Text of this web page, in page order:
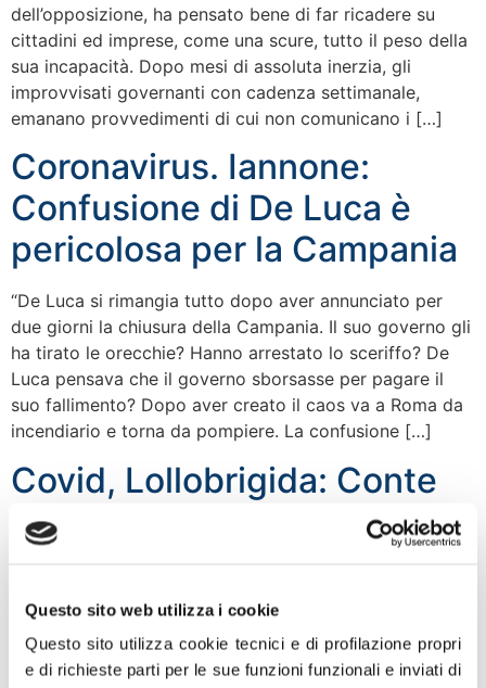
Questo sito web utilizza i cookie
Questo sito utilizza cookie tecnici e di profilazione propri
e di richieste parti per le sue funzioni funzionali e inviati di
dell’opposizione, ha pensato bene di far ricadere su
cittadini ed imprese, come una scure, tutto il peso della
sua incapacità. Dopo mesi di assoluta inerzia, gli
improvvisati governanti con cadenza settimanale,
emanano provvedimenti di cui non comunicano i […]
Coronavirus. Iannone:
Confusione di De Luca è
pericolosa per la Campania
“De Luca si rimangia tutto dopo aver annunciato per
due giorni la chiusura della Campania. Il suo governo gli
ha tirato le orecchie? Hanno arrestato lo sceriffo? De
Luca pensava che il governo sborsasse per pagare il
suo fallimento? Dopo aver creato il caos va a Roma da
incendiario e torna da pompiere. La confusione […]
Covid, Lollobrigida: Conte
spegne l’Italia
lockdown mascherato sarà un colpo mortale per la
nostra economia. Sospendere la ristorazione la
domenica e nei festivi, con orari assurdi per pub e
ristoranti è follia. Continuare ad accanirsi contro le